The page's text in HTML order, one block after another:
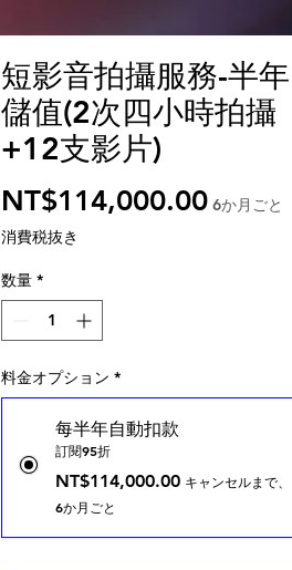
短影音拍攝服務-半年
儲值(2次四小時拍攝
+12支影片)
NT$114,000.00価格
6か月ごと
消費税抜き
数量 *
料金オプション *
每半年自動扣款
訂閱95折
NT$114,000.00 キャンセルまで、
6か月ごと